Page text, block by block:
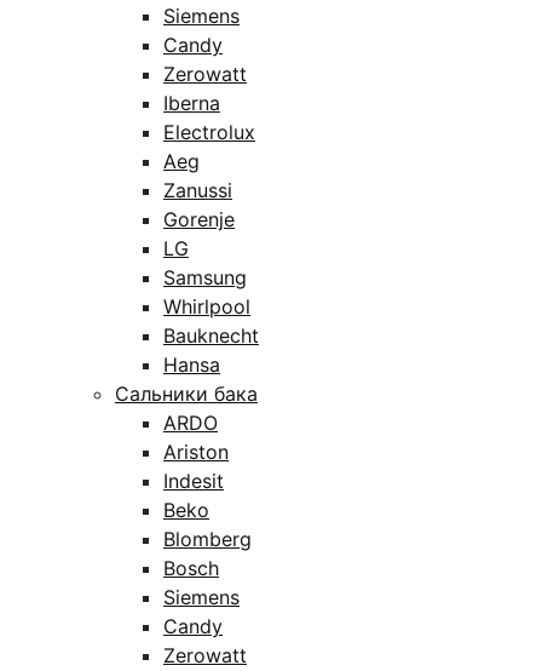
Siemens
Candy
Zerowatt
Iberna
Electrolux
Aeg
Zanussi
Gorenje
LG
Samsung
Whirlpool
Bauknecht
Hansa
Сальники бака
ARDO
Ariston
Indesit
Beko
Blomberg
Bosch
Siemens
Candy
Zerowatt